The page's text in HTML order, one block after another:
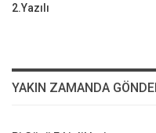
2.Yazılı
YAKIN ZAMANDA